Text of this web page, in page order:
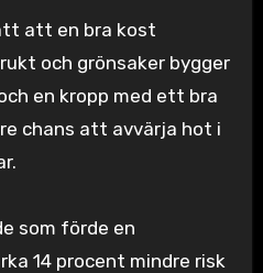
att en bra kost
och grönsaker bygger
en kropp med ett bra
chans att avvärja hot i
som förde en
14 procent mindre risk